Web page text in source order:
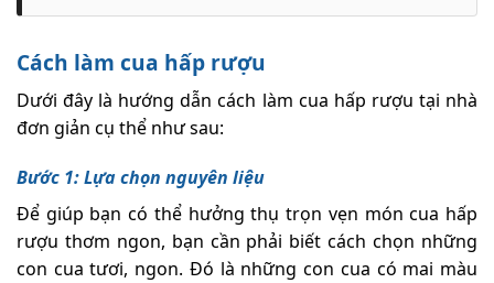
Cách làm cua hấp rượu
Dưới đây là hướng dẫn cách làm cua hấp rượu tại nhà
đơn giản cụ thể như sau:
Bước 1: Lựa chọn nguyên liệu
Để giúp bạn có thể hưởng thụ trọn vẹn món cua hấp
rượu thơm ngon, bạn cần phải biết cách chọn những
con cua tươi, ngon. Đó là những con cua có mai màu